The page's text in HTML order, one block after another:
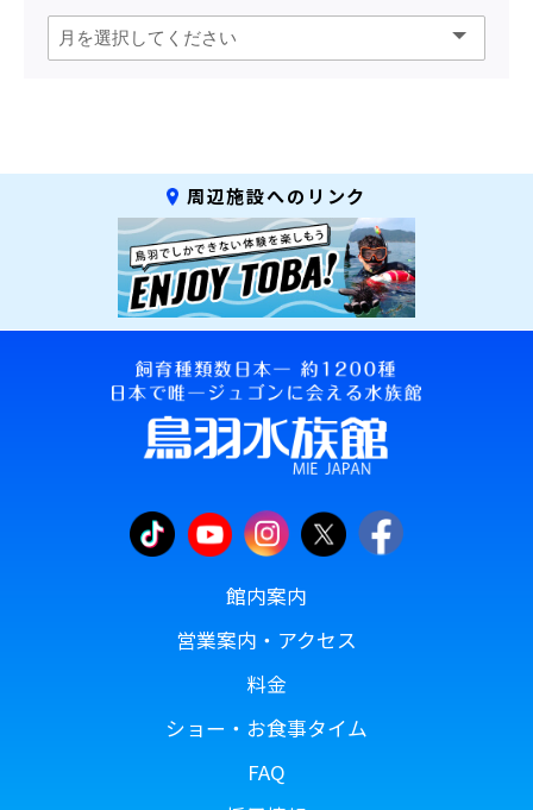
周辺施設へのリンク
館内案内
営業案内・アクセス
料金
ショー・お食事タイム
FAQ